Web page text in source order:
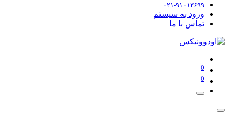
۰۲۱-۹۱۰۱۳۶۹۹
ورود به سیستم
تماس با ما
0
0